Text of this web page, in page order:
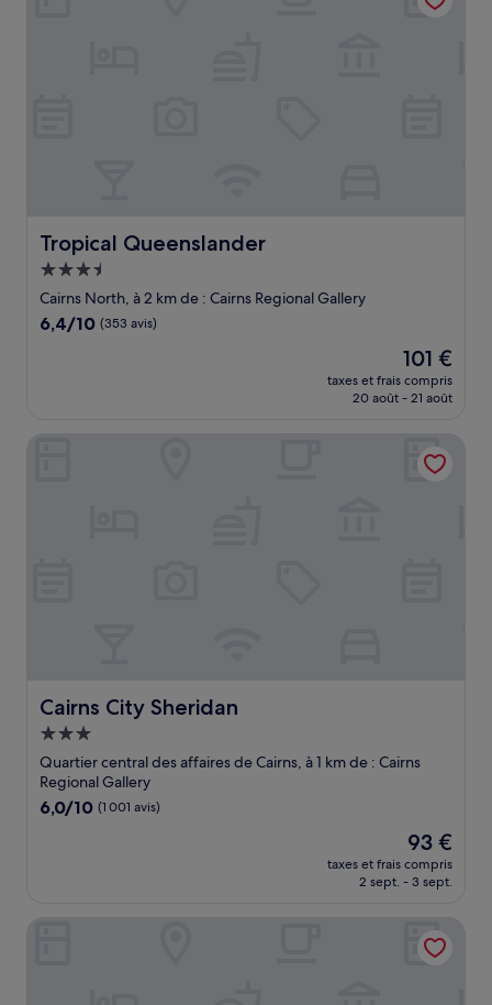
Tropical Queenslander
Tropical Queenslander
Hébergement
3.5 étoiles
Cairns North, à 2 km de : Cairns Regional Gallery
6.4
6,4/10 (353 avis)
Le
nouveau
prix
de
101 €
101 €
taxes et frais compris
20 août - 21 août
Cairns City Sheridan
Cairns City Sheridan
Hébergement
3.0 étoiles
Quartier central des affaires de Cairns, à 1 km de : Cairns
Regional Gallery
6.0
6,0/10 (1 001 avis)
Le
nouveau
prix
de
93 €
93 €
taxes et frais compris
2 sept. - 3 sept.